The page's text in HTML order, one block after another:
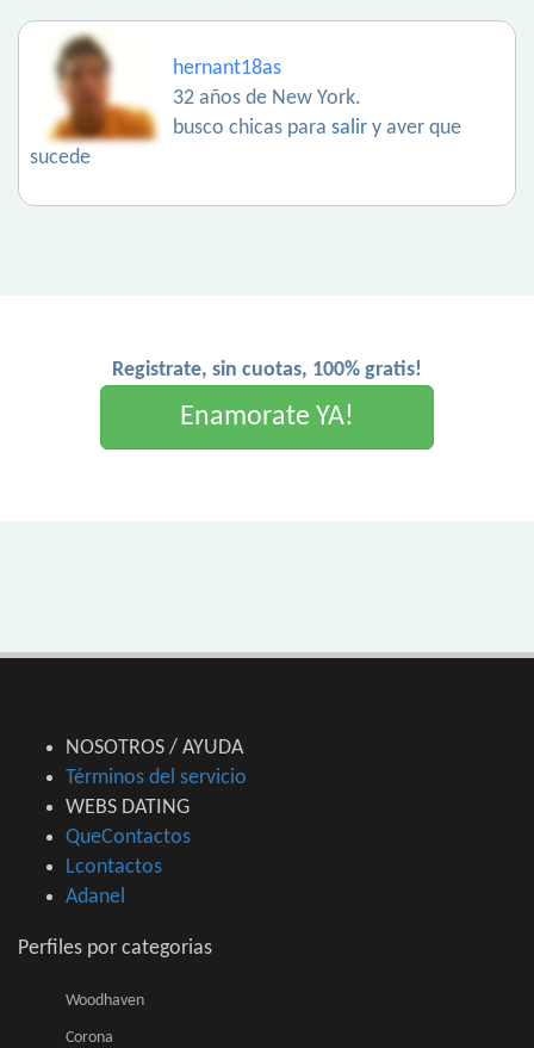
hernant18as
32 años de New York.
busco chicas para salir y aver que
sucede
Registrate, sin cuotas, 100% gratis!
Enamorate YA!
NOSOTROS / AYUDA
Términos del servicio
WEBS DATING
QueContactos
Lcontactos
Adanel
Perfiles por categorias
Woodhaven
Corona